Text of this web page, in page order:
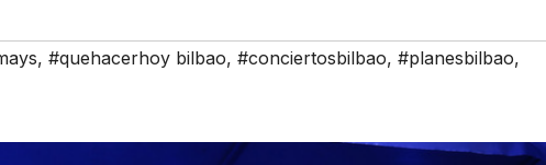
, #quehacerhoy bilbao, #conciertosbilbao, #planesbilbao,